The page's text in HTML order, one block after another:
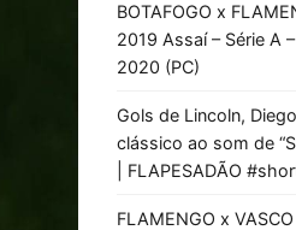
BOTAFOGO x
2019 Assaí – Série A
2020 (PC)
Gols de Lincoln,
clássico ao som de
| FLAPESADÃO
FLAMENGO x VASCO